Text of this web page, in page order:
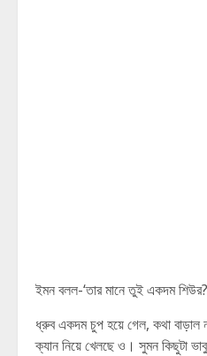
ইমন বলল-‘তার মানে তুই একদম
ধ্রুব একদম চুপ হয়ে গেল, কথা
ক্যান নিয়ে খেলছে ও। সুমন কিছুটা